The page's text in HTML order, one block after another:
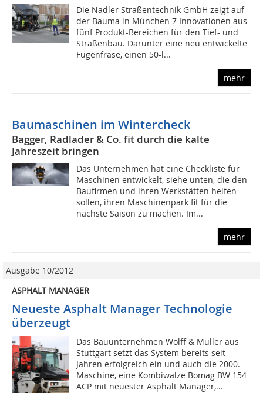
Die Nadler Straßentechnik GmbH zeigt auf
der Bauma in München 7 Innovationen aus
fünf Produkt-Bereichen für den Tief- und
Straßenbau. Darunter eine neu entwickelte
Fugenfräse, einen 50-l...
mehr
Baumaschinen im Wintercheck
Bagger, Radlader & Co. fit durch die kalte
Jahreszeit bringen
Das Unternehmen hat eine Checkliste für
Maschinen entwickelt, siehe unten, die den
Baufirmen und ihren Werkstätten helfen
sollen, ihren Maschinenpark fit für die
nächste Saison zu machen. Im...
mehr
Ausgabe 10/2012
ASPHALT MANAGER
Neueste Asphalt Manager Technologie
überzeugt
Das Bauunternehmen Wolff & Müller aus
Stuttgart setzt das System bereits seit
Jahren erfolgreich ein und auch die 2000.
Maschine, eine Kombiwalze Bomag BW 154
ACP mit neuester Asphalt Manager,...